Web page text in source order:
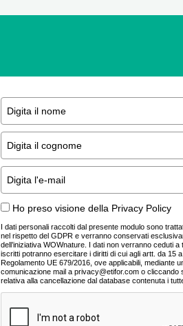
Ho preso visione della Privacy Policy
I dati personali raccolti dal presente modulo sono
nel rispetto del GDPR e verranno conservati
dell’iniziativa WOWnature. I dati non verranno ceduti a
iscritti potranno esercitare i diritti di cui agli artt. da 15
Regolamento UE 679/2016, ove applicabili, mediante
comunicazione mail a privacy@etifor.com o cliccando
relativa alla cancellazione dal database contenuta i